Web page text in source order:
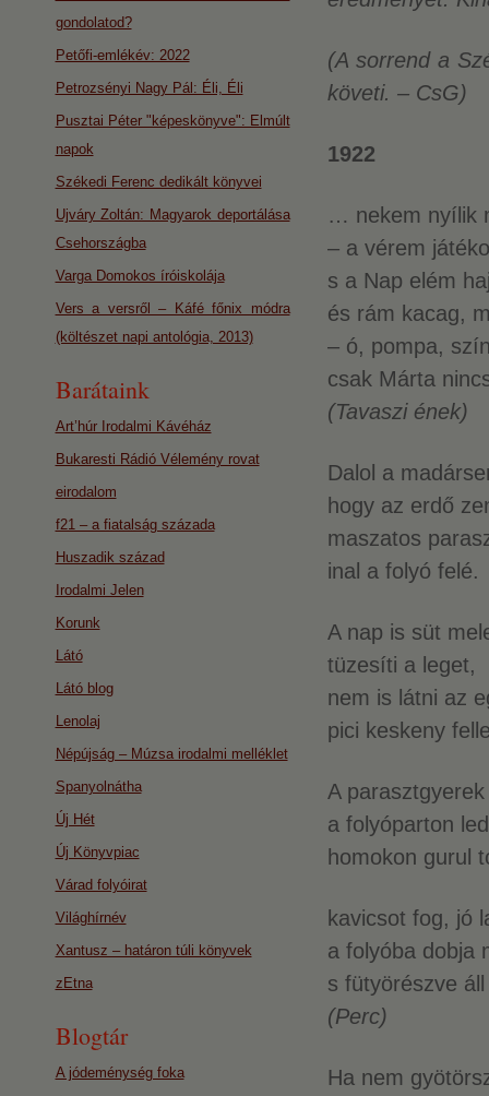
(A sorrend a
követi. – CsG)
1922
… nekem nyílik
– a vérem
s a Nap elém
és rám kacag,
– ó, pompa,
csak Márta
(Tavaszi ének)
Dalol a
hogy az erdő
maszatos
inal a folyó felé.
A nap is süt
tüzesíti a leget,
nem is látni az
pici keskeny
A
a folyóparton
homokon gurul
kavicsot fog, jó
a folyóba dobja
s fütyörészve
(Perc)
Ha nem
gondolatod?
Petőfi-emlékév: 2022
Petrozsényi Nagy Pál: Éli, Éli
Pusztai Péter "képeskönyve": Elmúlt
napok
Székedi Ferenc dedikált könyvei
Ujváry Zoltán: Magyarok deportálása
Csehországba
Varga Domokos íróiskolája
Vers a versről – Káfé főnix módra
(költészet napi antológia, 2013)
Barátaink
Art’húr Irodalmi Kávéház
Bukaresti Rádió Vélemény rovat
eirodalom
f21 – a fiatalság százada
Huszadik század
Irodalmi Jelen
Korunk
Látó
Látó blog
Lenolaj
Népújság – Múzsa irodalmi melléklet
Spanyolnátha
Új Hét
Új Könyvpiac
Várad folyóirat
Világhírnév
Xantusz – határon túli könyvek
zEtna
Blogtár
A jódeménység foka